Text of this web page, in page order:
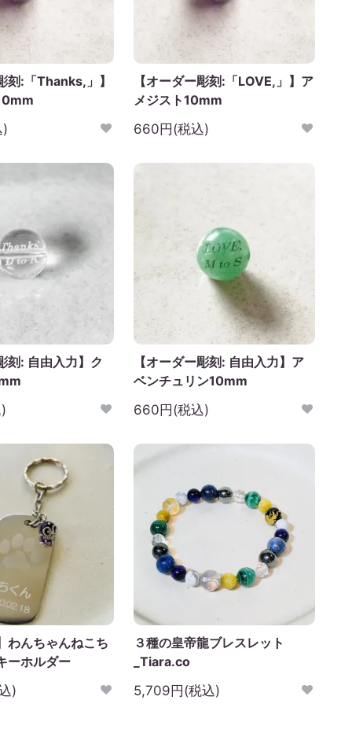
刻:「Thanks,」】
【オーダー彫刻:「LOVE,」】ア
メジスト10mm
660円(税込)
刻: 自由入力】ク
【オーダー彫刻: 自由入力】ア
ベンチュリン10mm
660円(税込)
わんちゃんねこち
ーホルダー
)
３種の皇帝龍ブレスレット
_Tiara.co
5,709円(税込)